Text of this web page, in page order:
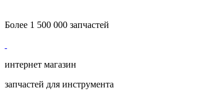
Более 1 500 000 запчастей
интернет магазин
запчастей для инструмента